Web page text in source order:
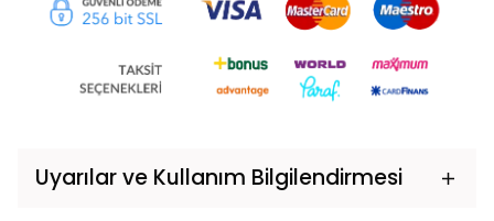
Uyarılar ve Kullanım Bilgilendirmesi